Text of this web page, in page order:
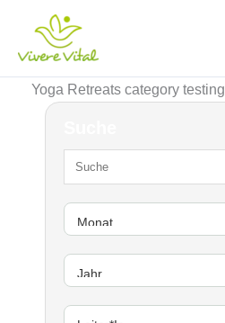
springen
Yoga Retreats category testing